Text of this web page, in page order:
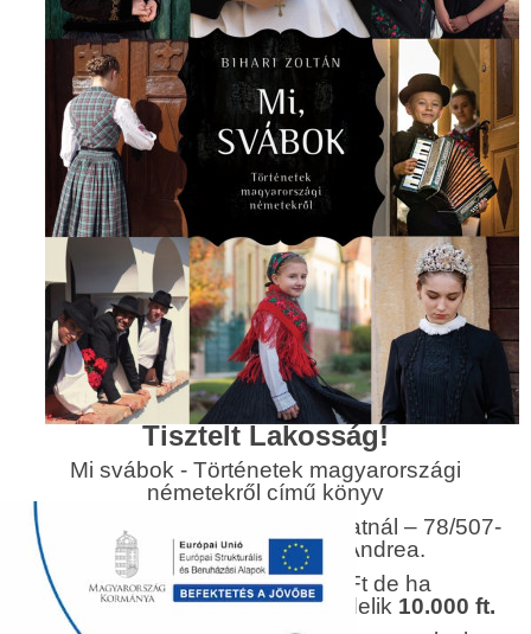
Tisztelt Lakosság!
Mi svábok - Történetek magyarországi
németekről című könyv
megrendelhető az önkormányzatnál – 78/507-
070 Bernertné Kákonyi Andrea.
Afogyasztói ára 12.600
Ft de ha
önkormányzaton keresztül rendelik 10.000 ft.